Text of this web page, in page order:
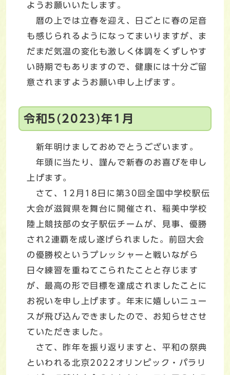
ようお願いいたします。
暦の上では立春を迎え、日ごとに春の足音
も感じられるようになってまいりますが、ま
だまだ気温の変化も激しく体調をくずしやす
い時期でもありますので、健康には十分ご留
意されますようお願い申し上げます。
令和5(2023)年1月
新年明けましておめでとうございます。
年頭に当たり、謹んで新春のお喜びを申し
上げます。
さて、12月18日に第30回全国中学校駅伝
大会が滋賀県を舞台に開催され、稲美中学校
陸上競技部の女子駅伝チームが、見事、優勝
され2連覇を成し遂げられました。前回大会
の優勝校というプレッシャーと戦いながら
日々練習を重ねてこられたことと存じます
が、最高の形で目標を達成されましたことに
お祝いを申し上げます。年末に嬉しいニュー
スが飛び込んできましたので、お知らせさせ
ていただきました。
さて、昨年を振り返りますと、平和の祭典
といわれる北京2022オリンピック・パラリ